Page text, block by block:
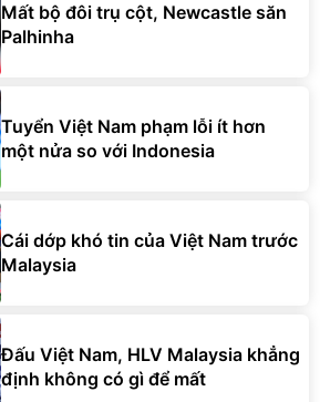
Mất bộ đôi trụ cột, Newcastle săn
Palhinha
Tuyển Việt Nam phạm lỗi ít hơn
một nửa so với Indonesia
Cái dớp khó tin của Việt Nam trước
Malaysia
Đấu Việt Nam, HLV Malaysia khẳng
định không có gì để mất